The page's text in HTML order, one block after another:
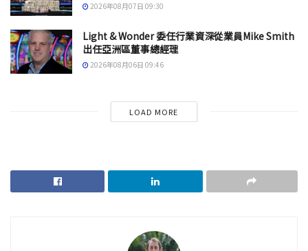
2026年08月07日 09:30
Light & Wonder 委任行業資深從業員Mike Smith
出任亞洲區董事總經理
2026年08月06日 09:46
LOAD MORE